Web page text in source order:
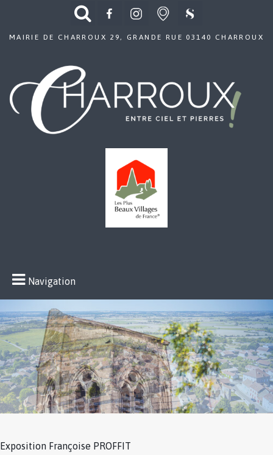
MAIRIE DE CHARROUX 29, GRANDE RUE 03140 CHARROUX
Navigation
Exposition Françoise PROFFIT